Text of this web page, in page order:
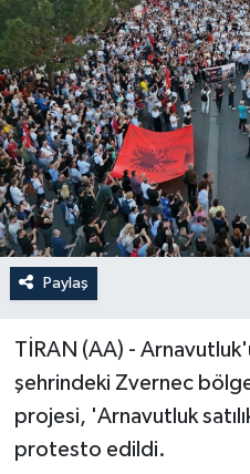
Paylaş
TİRAN (AA) -
şehrindeki Zvernec
projesi, 'Arnavutluk
protesto edildi.
ÖZEL HABER
RÖPORTAJLAR
SAĞLIK
SİYASET
GÜNCEL
SPOR
YAŞAM
Yerel